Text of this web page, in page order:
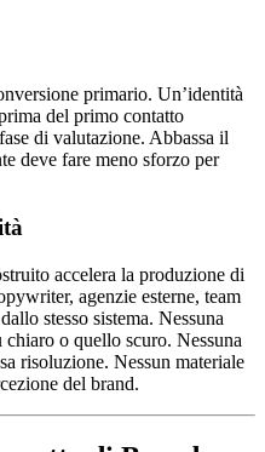
primario. Un’identità
del primo contatto
di valutazione. Abbassa il
deve fare meno sforzo per
accelera la produzione di
agenzie esterne, team
stesso sistema. Nessuna
o quello scuro. Nessuna
risoluzione. Nessun materiale
del brand.